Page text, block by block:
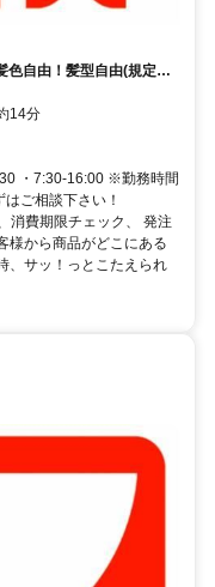
色自由！髪型自由(規定
14分
・7:30-16:00 ※勤務時間
ご相談下さい！
消費期限チェック、 発注
様から商品がどこにある
、サッ！っとこたえられ